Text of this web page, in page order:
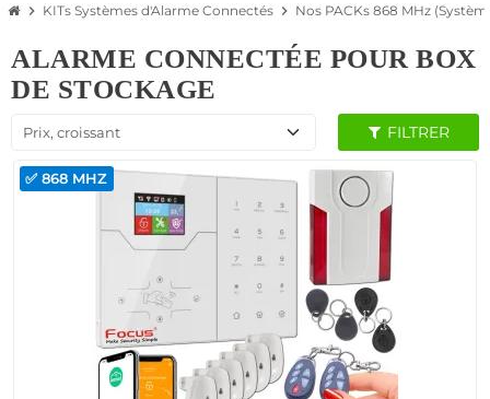
chevron_right KITs Systèmes d'Alarme Connectés chevron_right Nos PACKs 868 MHz
ALARME CONNECTÉE POUR BOX
DE STOCKAGE
Prix, croissant FILTRER
✅ 868 MHZ